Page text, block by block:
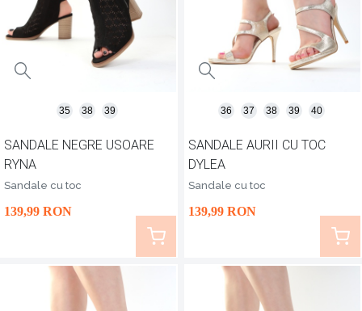
SANDALE NEGRE USOARE
RYNA
Sandale cu toc
139,99 RON
35 38 39
SANDALE AURII CU TOC
DYLEA
Sandale cu toc
139,99 RON
36 37 38 39 40